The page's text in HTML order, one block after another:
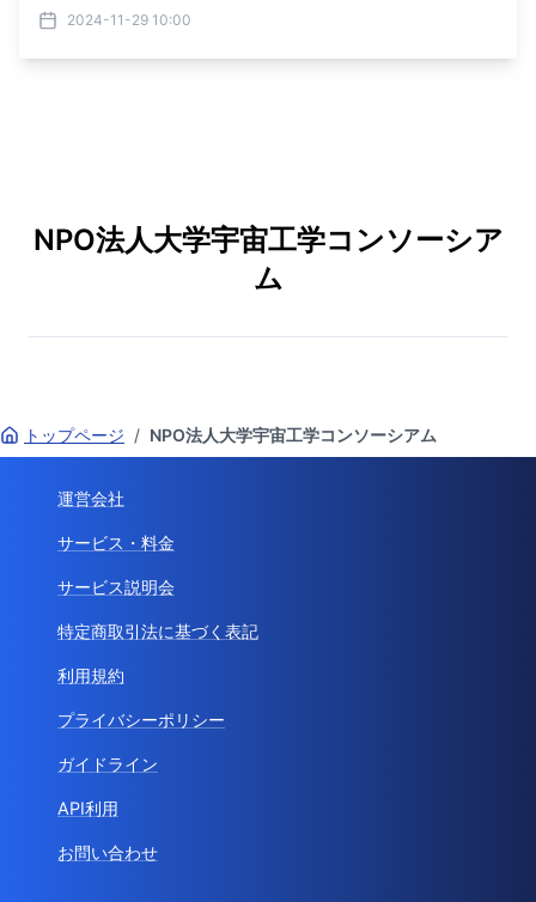
が 展示会「ARLISS EXPO」を東京・日本橋で1
2024-11-29 10:00
NPO法人大学宇宙工学コンソーシア
ム
トップページ / NPO法人大学宇宙工学コンソーシアム
運営会社
サービス・料金
サービス説明会
特定商取引法に基づく表記
利用規約
プライバシーポリシー
ガイドライン
API利用
お問い合わせ